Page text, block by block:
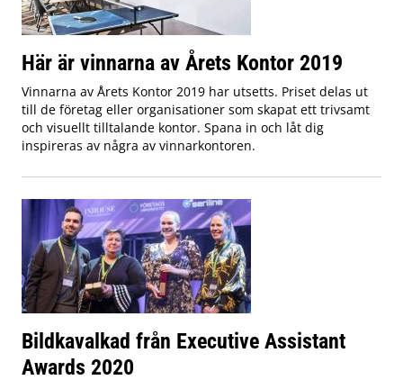
Här är vinnarna av Årets Kontor 2019
Vinnarna av Årets Kontor 2019 har utsetts. Priset delas ut
till de företag eller organisationer som skapat ett trivsamt
och visuellt tilltalande kontor. Spana in och låt dig
inspireras av några av vinnarkontoren.
Bildkavalkad från Executive Assistant
Awards 2020